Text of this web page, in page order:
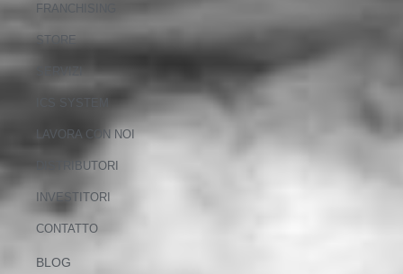
FRANCHISING
STORE
LAVORA CON NOI
DISTRIBUTORI
INVESTITORI
CONTATTO
BLOG